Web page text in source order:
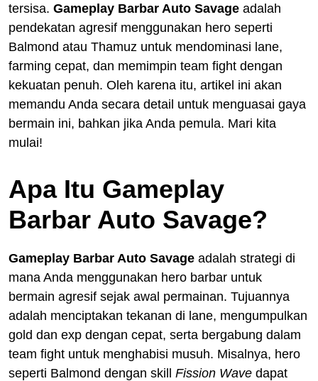
tersisa. Gameplay Barbar Auto Savage adalah
pendekatan agresif menggunakan hero seperti
Balmond atau Thamuz untuk mendominasi lane,
farming cepat, dan memimpin team fight dengan
kekuatan penuh. Oleh karena itu, artikel ini akan
memandu Anda secara detail untuk menguasai gaya
bermain ini, bahkan jika Anda pemula. Mari kita
mulai!
Apa Itu Gameplay
Barbar Auto Savage?
Gameplay Barbar Auto Savage adalah strategi di
mana Anda menggunakan hero barbar untuk
bermain agresif sejak awal permainan. Tujuannya
adalah menciptakan tekanan di lane, mengumpulkan
gold dan exp dengan cepat, serta bergabung dalam
team fight untuk menghabisi musuh. Misalnya, hero
seperti Balmond dengan skill Fission Wave dapat